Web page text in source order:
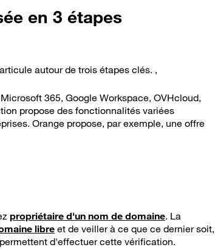
en 3 étapes
autour de trois étapes clés. ,
365, Google Workspace, OVHcloud,
propose des fonctionnalités variées
Orange propose, par exemple, une offre
propriétaire d'un nom de domaine. La
libreet de veiller à ce que ce dernier soit,
d'effectuer cette vérification.